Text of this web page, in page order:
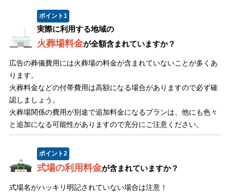
ポイント1
実際に利用する地域の
火葬場料金が全額含まれていますか？
広告の葬儀費用には火葬場の料金が含まれていないことが多くあ
ります。
火葬料金などの付帯費用は高額になる場合がありますので必ず確
認しましょう。
火葬場関係の費用が別途で追加料金になるプランは、他にも色々
と追加になる可能性がありますので充分にご注意ください。
ポイント2
式場の利用料金が含まれていますか？
式場名がハッキリ明記されていない場合は注意！